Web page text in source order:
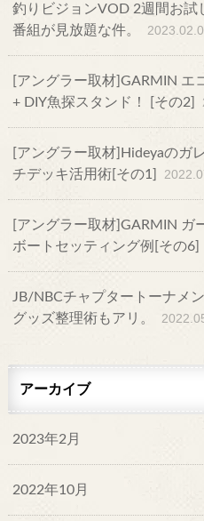
釣りビジョンVOD 2週間お試
番組が見放題な件。
[アングラー取材]GARMIN エ
+ DIY魚探スタンド！ [その2]
[アングラー取材]Hideyaのガ
チデッキ活用術[その1]
[アングラー取材]GARMIN ガ
ボートセッティング例[その6]
JB/NBCチャプタートーナメ
グッズ整理術もアリ。
アーカイブ
2023年2月
2022年10月